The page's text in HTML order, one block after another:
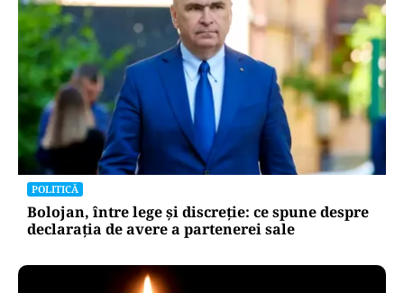
POLITICĂ
Bolojan, între lege și discreție: ce spune despre
declarația de avere a partenerei sale